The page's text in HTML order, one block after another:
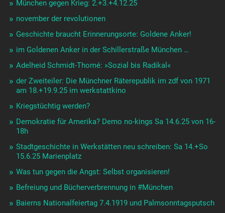
München gegen Krieg: 2.+3.+4.12.25
november der revolutionen
Geschichte braucht Erinnerungsorte: Goldene Anker!
im Goldenen Anker in der Schillerstraße München …
Adelheid Schmidt-Thomé: »Sozial bis Radikal«
der Zweiteiler: Die Münchner Räterepublik im zdf von 1971
am 18.+19.9.25 im werkstattkino
Kriegstüchtig werden?
Demokratie für Amerika? Demo no-kings Sa 14.6.25 von 16-
18h
Stadtgeschichte in Werkstätten neu schreiben: Sa 14.+So
15.6.25 Marienplatz
Was tun gegen die Angst: Selbst organisieren!
Befreiung und Bücherverbrennung in #München
Baierns Nationalfeiertag 7.4.1919 und Palmsonntagsputsch